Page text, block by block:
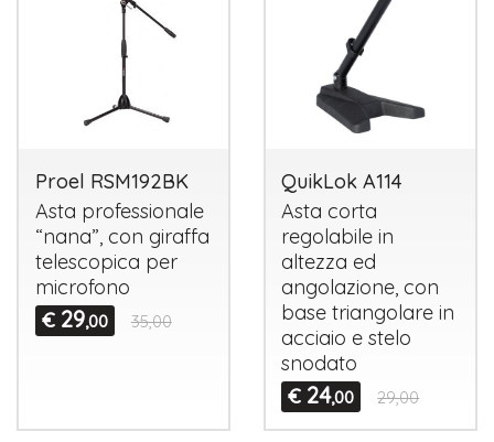
Proel RSM192BK
Asta professionale
“nana”, con giraffa
telescopica per
microfono
€ 29,00 35,00
QuikLok A114
Asta corta
regolabile in
altezza ed
angolazione, con
base triangolare in
acciaio e stelo
snodato
€ 24,00 29,00